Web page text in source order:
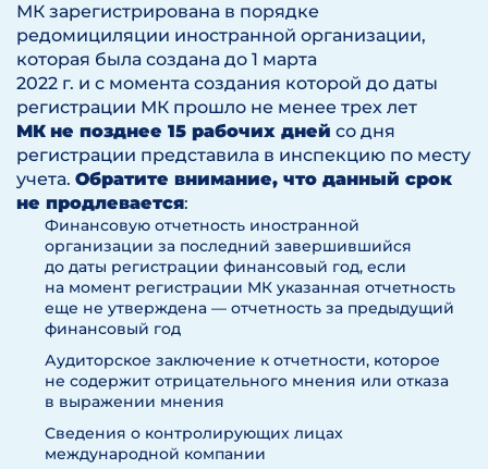
МК зарегистрирована в порядке
редомициляции иностранной организации,
которая была создана до 1 марта
2022 г. и с момента создания которой до даты
регистрации МК прошло не менее трех лет
МК не позднее 15 рабочих дней со дня
регистрации представила в инспекцию по месту
учета. Обратите внимание, что данный срок
не продлевается:
Финансовую отчетность иностранной
организации за последний завершившийся
до даты регистрации финансовый год, если
на момент регистрации МК указанная отчетность
еще не утверждена — отчетность за предыдущий
финансовый год
Аудиторское заключение к отчетности, которое
не содержит отрицательного мнения или отказа
в выражении мнения
Сведения о контролирующих лицах
международной компании